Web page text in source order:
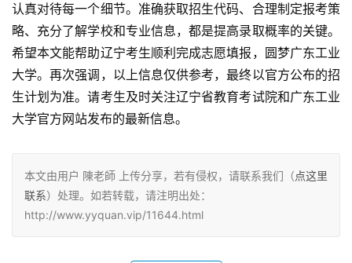
认真对待每一个细节。准确获取招生代码、合理制定报考策
略、充分了解学校和专业信息，都是提高录取概率的关键。
希望本文能帮助辽宁考生顺利完成志愿填报，圆梦广东工业
大学。再次强调，以上信息仅供参考，最终以官方公布的招
生计划为准。请考生及时关注辽宁省教育考试院和广东工业
大学官方网站发布的最新信息。
本文由用户 陳老師 上传分享，若有侵权，请联系我们（点这里
联系）处理。如若转载，请注明出处：
http://www.yyquan.vip/11644.html